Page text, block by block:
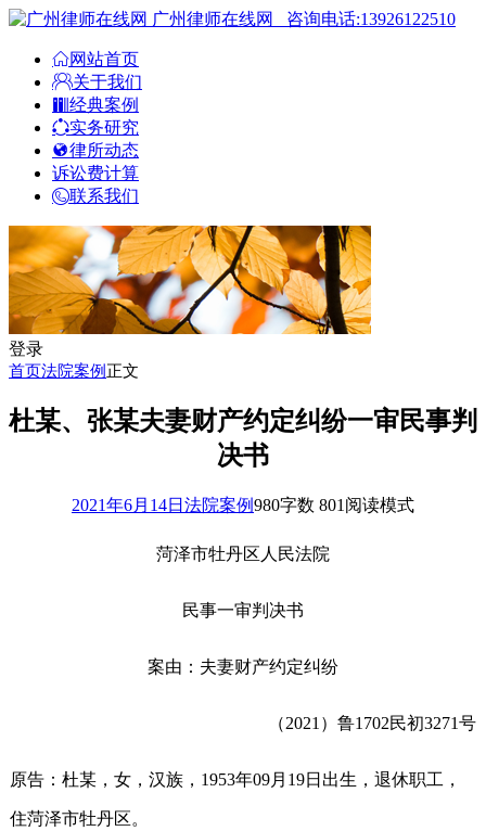
广州律师在线网 咨询电话:13926122510
网站首页
关于我们
经典案例
实务研究
律所动态
诉讼费计算
联系我们
登录
首页法院案例 正文
杜某、张某夫妻财产约定纠纷一审民事判
决书
2021年6月14日 法院案例980字数 801 阅读模式
菏泽市牡丹区人民法院
民事一审判决书
案由：夫妻财产约定纠纷
（2021）鲁1702民初3271号
原告：杜某，女，汉族，1953年09月19日出生，退休职工，
住菏泽市牡丹区。